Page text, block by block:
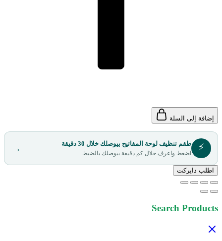
إضافة إلى السلة
⚡ طقم تنظيف لوحة المفاتيح بيوصلك خلال 30 دقيقة
اضغط واعرف خلال كم دقيقة بيوصلك بالضبط →
اطلب دايركت
Search Products